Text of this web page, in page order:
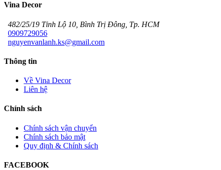
Vina Decor
482/25/19 Tỉnh Lộ 10, Bình Trị Đông, Tp. HCM
0909729056
nguyenvanlanh.ks@gmail.com
Thông tin
Về Vina Decor
Liên hệ
Chính sách
Chính sách vận chuyển
Chính sách bảo mật
Quy định & Chính sách
FACEBOOK